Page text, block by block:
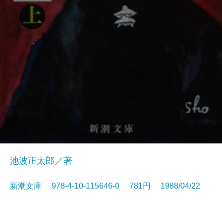
池波正太郎／著
新潮文庫 978-4-10-115646-0 781円 1988/04/22